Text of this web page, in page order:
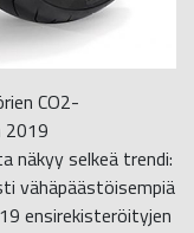
CO2-
2019
näkyy selkeä trendi:
vähäpäästöisempiä
ensirekisteröityjen